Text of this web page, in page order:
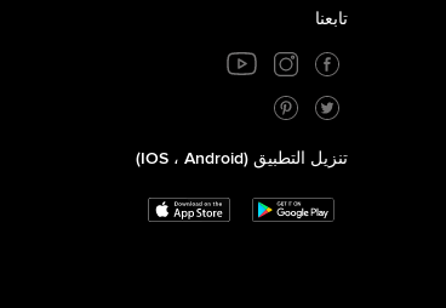
تابعنا
تنزيل التطبيق (iOS ، Android)